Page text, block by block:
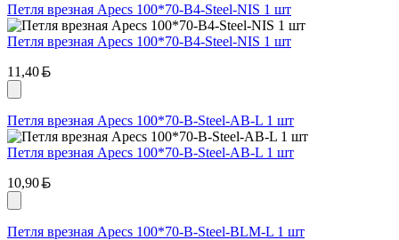
Петля врезная Apecs 100*70-B4-Steel-NIS 1 шт
Петля врезная Apecs 100*70-B4-Steel-NIS 1 шт
11,40
Петля врезная Apecs 100*70-В-Steel-AB-L 1 шт
Петля врезная Apecs 100*70-В-Steel-AB-L 1 шт
10,90
Петля врезная Apecs 100*70-В-Steel-BLM-L 1 шт